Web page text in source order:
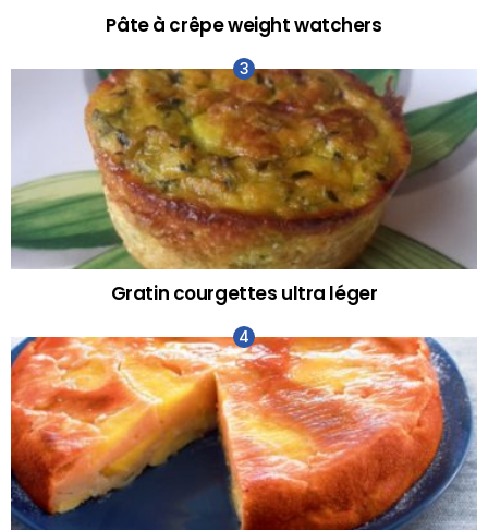
Pâte à crêpe weight watchers
Gratin courgettes ultra léger